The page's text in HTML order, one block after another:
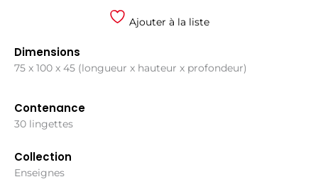
Ajouter à la liste
Dimensions
75 x 100 x 45 (longueur x hauteur x profondeur)
Contenance
30 lingettes
Collection
Enseignes